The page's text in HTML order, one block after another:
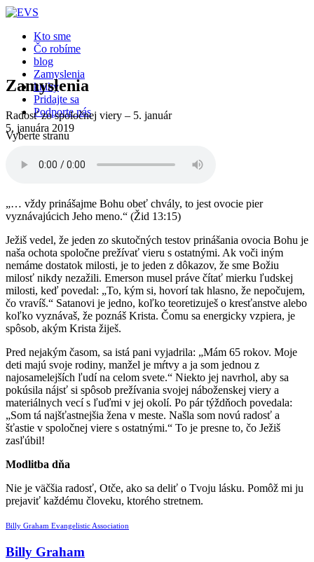
Kto sme
Čo robíme
blog
Zamyslenia
knihy
Pridajte sa
Podporte nás
Vyberte stranu
Zamyslenia
Radosť zo spoločnej viery – 5. január
5. januára 2019
„… vždy prinášajme Bohu obeť chvály, to jest ovocie pier
vyznávajúcich Jeho meno.“ (Žid 13:15)
Ježiš vedel, že jeden zo skutočných testov prinášania ovocia Bohu je
naša ochota spoločne prežívať vieru s ostatnými. Ak voči iným
nemáme dostatok milosti, je to jeden z dôkazov, že sme Božiu
milosť nikdy nezažili. Emerson musel práve čítať mierku ľudskej
milosti, keď povedal: „To, kým si, hovorí tak hlasno, že nepočujem,
čo vravíš.“ Satanovi je jedno, koľko teoretizuješ o kresťanstve alebo
koľko vyznávaš, že poznáš Krista. Čomu sa energicky vzpiera, je
spôsob, akým Krista žiješ.
Pred nejakým časom, sa istá pani vyjadrila: „Mám 65 rokov. Moje
deti majú svoje rodiny, manžel je mŕtvy a ja som jednou z
najosamelejších ľudí na celom svete.“ Niekto jej navrhol, aby sa
pokúsila nájsť si spôsob prežívania svojej náboženskej viery a
materiálnych vecí s ľuďmi v jej okolí. Po pár týždňoch povedala:
„Som tá najšťastnejšia žena v meste. Našla som novú radosť a
šťastie v spoločnej viere s ostatnými.“ To je presne to, čo Ježiš
zasľúbil!
Modlitba dňa
Nie je väčšia radosť, Otče, ako sa deliť o Tvoju lásku. Pomôž mi ju
prejaviť každému človeku, ktorého stretnem.
Billy Graham Evangelistic Association
Billy Graham